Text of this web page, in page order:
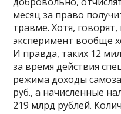
месяц за право
травме. Хотя,
эксперимент вообще
И правда, таких 12
за время действия
режима доходы
руб., а начисленные
219 млрд рублей.